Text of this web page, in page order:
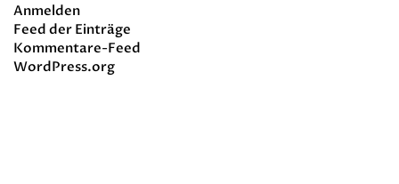
Anmelden
Feed der Einträge
Kommentare-Feed
WordPress.org